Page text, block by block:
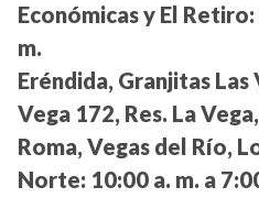
Económicas y El Retiro:
m.
Eréndida, Granjitas Las
Vega 172, Res. La
Roma, Vegas del Río,
Norte: 10:00 a. m. a